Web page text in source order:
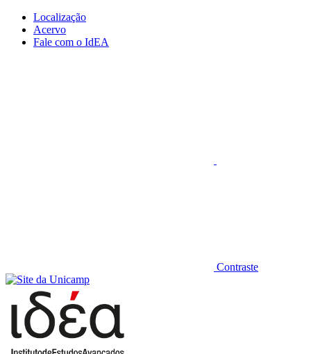
Conteúdo principal
Localização
Acervo
Fale com o IdEA
Contraste